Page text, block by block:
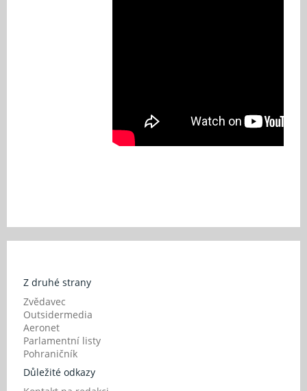
Z druhé strany
Zvědavec
Outsidermedia
Aeronet
Parlamentní listy
Pohraničník
Důležité odkazy